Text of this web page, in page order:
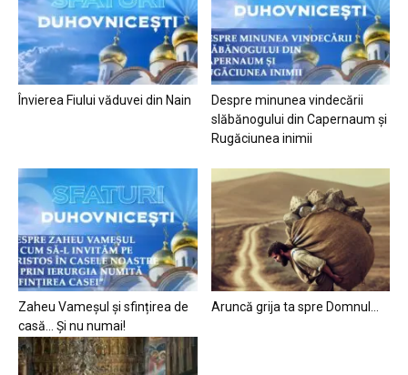
Învierea Fiului văduvei din Nain
Despre minunea vindecării
slăbănogului din Capernaum și
Rugăciunea inimii
Zaheu Vameșul și sfințirea de
casă… Și nu numai!
Aruncă grija ta spre Domnul…